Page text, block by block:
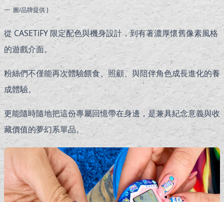
一 圖/品牌提供 )
從 CASETiFY 限定配色與機身設計，到有著濃厚懷舊像素風格
的遊戲介面。
粉絲們不僅能再次體驗餵食、照顧、與陪伴角色成長進化的養
成體驗。
更能隨時隨地把這份專屬回憶帶在身邊，是兼具紀念意義與收
藏價值的夢幻系單品。